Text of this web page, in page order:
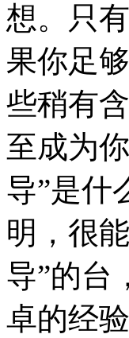
想。只
果你足
些稍有
至成为
导”是什
明，很
导”的台
卓的经